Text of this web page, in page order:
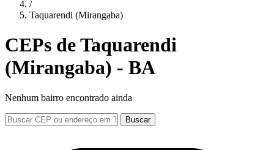
/
Taquarendi (Mirangaba)
CEPs de Taquarendi
(Mirangaba) - BA
Nenhum bairro encontrado ainda
Buscar